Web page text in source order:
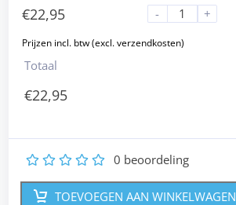
€22,95
-
+
Totaal
€22,95
5
4
3
2 0 beoordeling
TOEVOEGEN AAN WINKELWAGEN